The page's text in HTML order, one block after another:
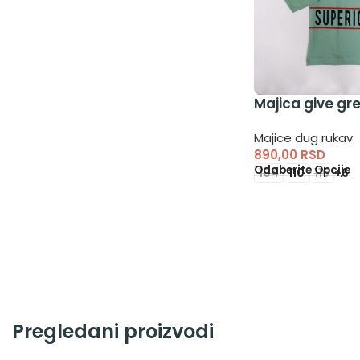
Majica give
Majice dug rukav
890,00 RSD
Odaberite Opcije
104 110 116 +6
Pregledani proizvodi